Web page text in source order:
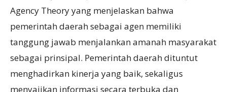
Agency Theory yang menjelaskan bahwa
pemerintah daerah sebagai agen memiliki
tanggung jawab menjalankan amanah masyarakat
sebagai prinsipal. Pemerintah daerah dituntut
menghadirkan kinerja yang baik, sekaligus
menyajikan informasi secara terbuka dan